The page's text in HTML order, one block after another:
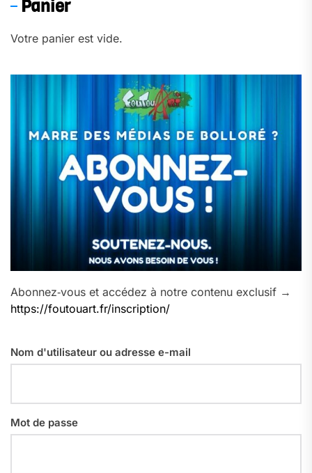
Panier
Votre panier est vide.
Abonnez‑vous et accédez à notre contenu exclusif →
https://foutouart.fr/inscription/
Nom d'utilisateur ou adresse e-mail
Mot de passe